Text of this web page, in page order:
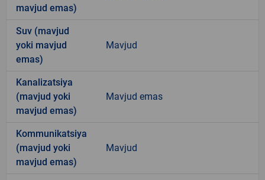
mavjud emas)
Suv (mavjud
yoki mavjud
emas)
Mavjud
Kanalizatsiya
(mavjud yoki
mavjud emas)
Mavjud emas
Kommunikatsiya
(mavjud yoki
mavjud emas)
Mavjud